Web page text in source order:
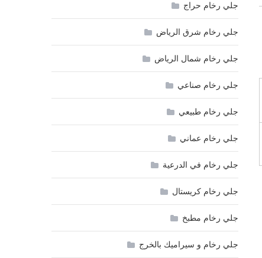
جلي رخام حراج
جلي رخام شرق الرياض
جلي رخام شمال الرياض
جلي رخام صناعي
جلي رخام طبيعي
جلي رخام عماني
جلي رخام في الدرعية
جلي رخام كريستال
جلي رخام مطبخ
جلي رخام و سيراميك بالخرج